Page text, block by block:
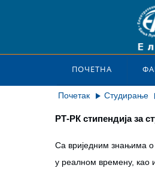
ПОЧЕТНА
Почетак Студирање
РТ-РК стипендија за
Са вриједним знањима о
у реалном времену, као